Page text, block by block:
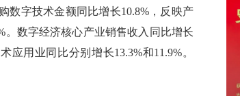
字技术金额同比增长10.8%，反映产
。数字经济核心产业销售收入同比增长
用业同比分别增长13.3%和11.9%。